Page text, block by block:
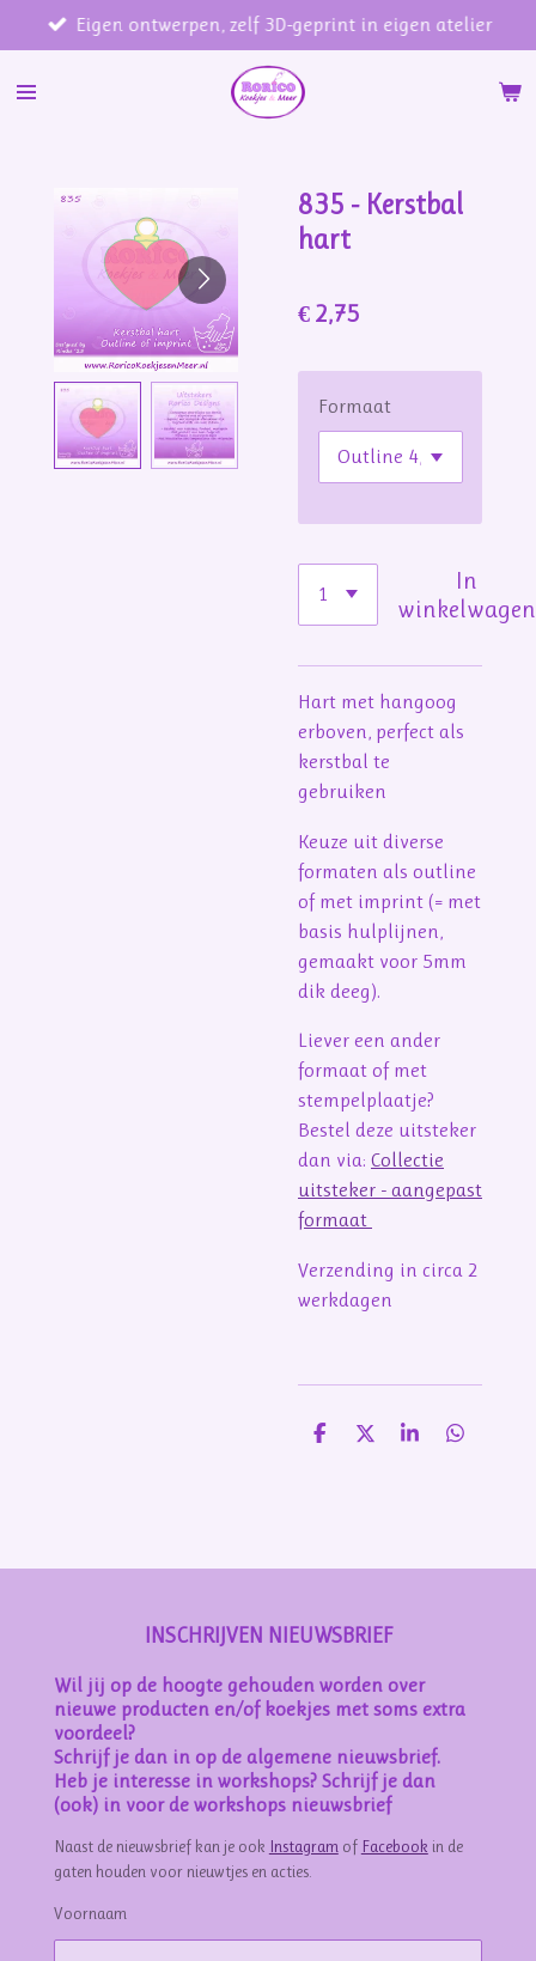
direct
naar
Eigen ontwerpen, zelf 3D-geprint in eigen atelier
835 - Kerstbal
hart
€ 2,75
Formaat
In
winkelwagen
Hart met hangoog
erboven, perfect als
kerstbal te
gebruiken
Keuze uit diverse
formaten als outline
of met imprint (= met
basis hulplijnen,
gemaakt voor 5mm
dik deeg).
Liever een ander
formaat of met
stempelplaatje?
Bestel deze uitsteker
dan via: Collectie
uitsteker - aangepast
formaat
Verzending in circa 2
werkdagen
D
D
S
D
INSCHRIJVEN NIEUWSBRIEF
Wil jij op de hoogte gehouden worden over
nieuwe producten en/of koekjes met soms extra
voordeel?
Schrijf je dan in op de algemene nieuwsbrief.
Heb je interesse in workshops? Schrijf je dan
(ook) in voor de workshops nieuwsbrief
Naast de nieuwsbrief kan je ook Instagram of Facebook in de
gaten houden voor nieuwtjes en acties.
Voornaam